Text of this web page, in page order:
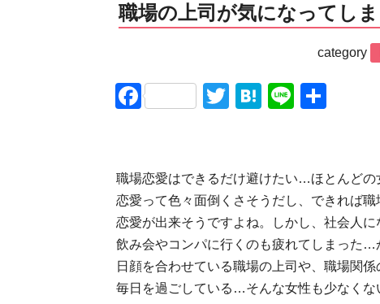
職場の上司が気になってし
category
FacebookTwitterHatena
Line
職場恋愛はできるだけ避けたい…ほとんど
恋愛って色々面倒くさそうだし、できれば
恋愛が出来そうですよね。しかし、社会人
飲み会やコンパに行くのも疲れてしまった
日顔を合わせている職場の上司や、職場関
毎日を過ごしている…そんな女性も少なくな